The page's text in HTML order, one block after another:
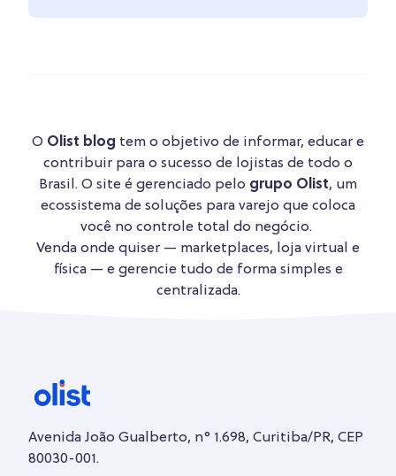
O Olist blog tem o objetivo de informar, educar e
contribuir para o sucesso de lojistas de todo o
Brasil. O site é gerenciado pelo grupo Olist, um
ecossistema de soluções para varejo que coloca
você no controle total do negócio.
Venda onde quiser — marketplaces, loja virtual e
física — e gerencie tudo de forma simples e
centralizada.
Avenida João Gualberto, n° 1.698, Curitiba/PR, CEP
80030-001.